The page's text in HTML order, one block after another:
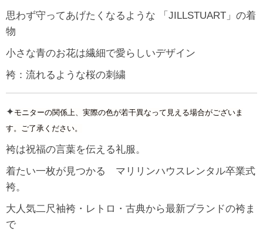
思わず守ってあげたくなるような 「JILLSTUART」の着
物
小さな青のお花は繊細で愛らしいデザイン
袴：流れるような桜の刺繍
✦モニターの関係上、実際の色が若干異なって見える場合がございま
す。ご了承ください。
袴は祝福の言葉を伝える礼服。
着たい一枚が見つかる マリリンハウスレンタル卒業式
袴。
大人気二尺袖袴・レトロ・古典から最新ブランドの袴ま
で